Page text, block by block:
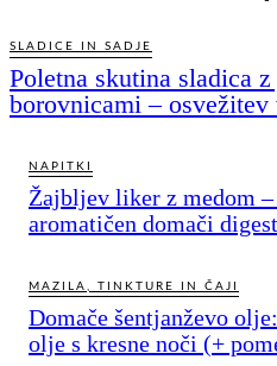
SLADICE IN SADJE
Poletna skutina sladica
borovnicami – osvežitev
NAPITKI
Žajbljev liker z medom
aromatičen domači
MAZILA, TINKTURE IN ČAJI
Domače šentjanževo
olje s kresne noči (+